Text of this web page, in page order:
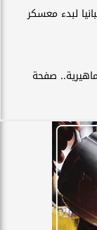
لبدء معسكر
صفحة